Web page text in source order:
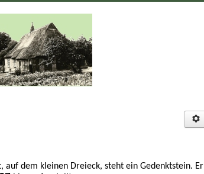
auf dem kleinen Dreieck, steht ein Gedenktstein. Er